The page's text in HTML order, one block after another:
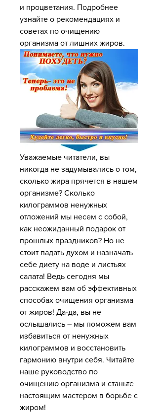
и процветания. Подробнее
узнайте о рекомендациях и
советах по очищению
организма от лишних жиров.
Уважаемые читатели, вы
никогда не задумывались о том,
сколько жира прячется в нашем
организме? Сколько
килограммов ненужных
отложений мы несем с собой,
как неожиданный подарок от
прошлых праздников? Но не
стоит падать духом и назначать
себе диету на воде и листьях
салата! Ведь сегодня мы
расскажем вам об эффективных
способах очищения организма
от жиров! Да-да, вы не
ослышались – мы поможем вам
избавиться от ненужных
килограммов и восстановить
гармонию внутри себя. Читайте
наше руководство по
очищению организма и станьте
настоящим мастером в борьбе с
жиром!